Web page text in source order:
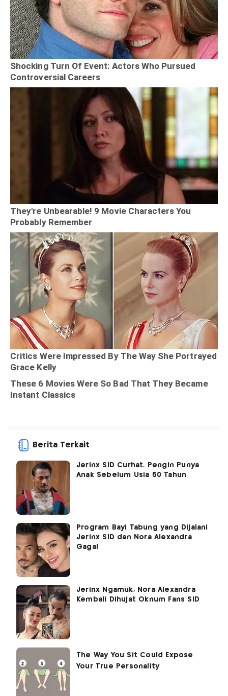
Berita Terkait
Jerinx SID Curhat, Pengin Punya
Anak Sebelum Usia 50 Tahun
Program Bayi Tabung yang Dijalani
Jerinx SID dan Nora Alexandra
Gagal
Jerinx Ngamuk, Nora Alexandra
Kembali Dihujat Oknum Fans SID